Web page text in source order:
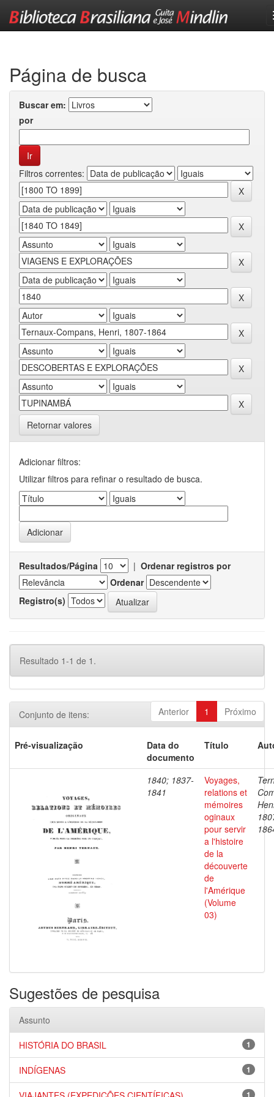
Página de busca
Buscar em:
por
Filtros correntes:
Retornar valores
Adicionar filtros:
Utilizar filtros para refinar o resultado de busca.
Resultados/Página | Ordenar registros por
Ordenar
Registro(s)
Resultado 1-1 de 1.
Anterior 1 Próximo
Conjunto de itens:
Pré-visualização
Data do
documento
Título
1840; 1837-
1841
Voyages,
relations et
mémoires
oginaux
pour servir
a l'histoire
de la
découverte
de
l'Amérique
(Volume
03)
Sugestões de pesquisa
Assunto
1
HISTÓRIA DO BRASIL
1
INDÍGENAS
1